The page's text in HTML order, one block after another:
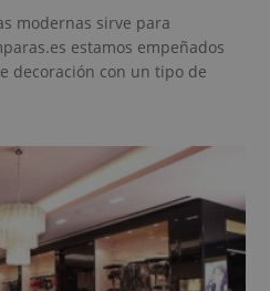
modernas sirve para
estamos empeñados
decoración con un tipo de